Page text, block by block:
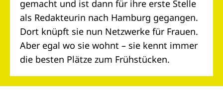
gemacht und ist dann für ihre erste Stelle
als Redakteurin nach Hamburg gegangen.
Dort knüpft sie nun Netzwerke für Frauen.
Aber egal wo sie wohnt – sie kennt immer
die besten Plätze zum Frühstücken.